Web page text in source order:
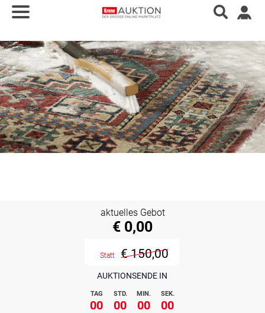
AUKTIONSENDE IN
TAG STD. MIN. SEK.
00 00 00 00
aktuelles Gebot
€ 0,00
Statt € 150,00